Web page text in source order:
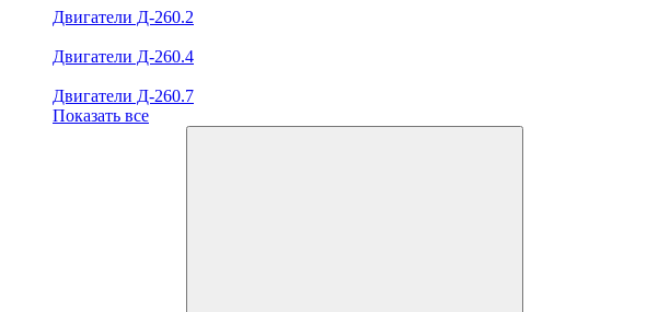
Двигатели Д-260.2
Двигатели Д-260.4
Двигатели Д-260.7
Показать все